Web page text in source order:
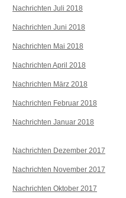
Nachrichten Juli 2018
Nachrichten Juni 2018
Nachrichten Mai 2018
Nachrichten April 2018
Nachrichten März 2018
Nachrichten Februar 2018
Nachrichten Januar 2018
Nachrichten Dezember 2017
Nachrichten November 2017
Nachrichten Oktober 2017